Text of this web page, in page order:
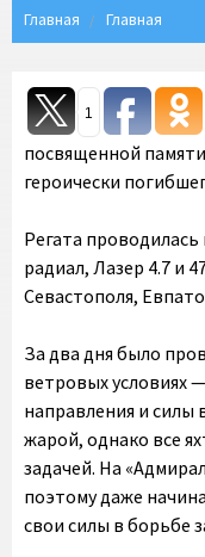
Главная Главная
1
посвященной
героически
Регата
радиал, Лазер 4.7 и
Севастополя,
За два дня было
ветровых условиях
направления и силы
жарой, однако все
задачей. На
поэтому даже
свои силы в борьбе